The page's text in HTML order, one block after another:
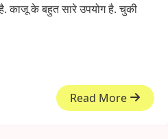
है. काजू के बहुत सारे उपयोग है. चुकी
Read More